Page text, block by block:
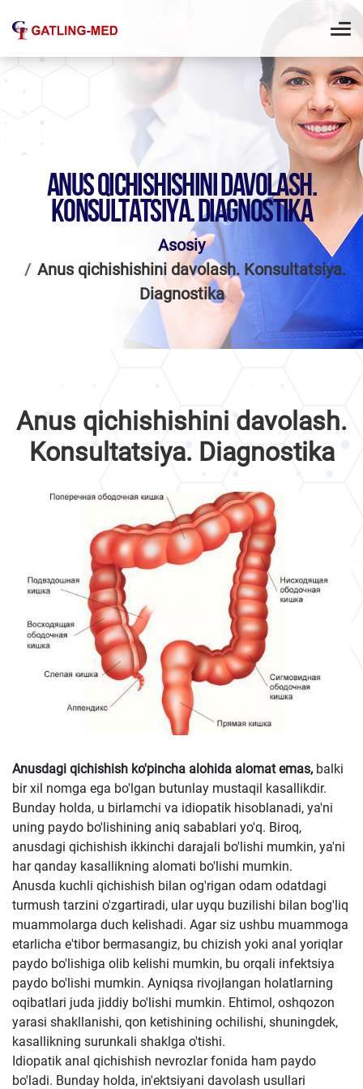
ANUS QICHISHISHINI DAVOLASH.
KONSULTATSIYA. DIAGNOSTIKA
Asosiy
Anus qichishishini davolash. Konsultatsiya.
Diagnostika
Anus qichishishini davolash.
Konsultatsiya. Diagnostika
Anusdagi qichishish ko'pincha alohida alomat emas, balki
bir xil nomga ega bo'lgan butunlay mustaqil kasallikdir.
Bunday holda, u birlamchi va idiopatik hisoblanadi, ya'ni
uning paydo bo'lishining aniq sabablari yo'q. Biroq,
anusdagi qichishish ikkinchi darajali bo'lishi mumkin, ya'ni
har qanday kasallikning alomati bo'lishi mumkin.
Anusda kuchli qichishish bilan og'rigan odam odatdagi
turmush tarzini o'zgartiradi, ular uyqu buzilishi bilan bog'liq
muammolarga duch kelishadi. Agar siz ushbu muammoga
etarlicha e'tibor bermasangiz, bu chizish yoki anal yoriqlar
paydo bo'lishiga olib kelishi mumkin, bu orqali infektsiya
paydo bo'lishi mumkin. Ayniqsa rivojlangan holatlarning
oqibatlari juda jiddiy bo'lishi mumkin. Ehtimol, oshqozon
yarasi shakllanishi, qon ketishining ochilishi, shuningdek,
kasallikning surunkali shaklga o'tishi.
Idiopatik anal qichishish nevrozlar fonida ham paydo
bo'ladi. Bunday holda, in'ektsiyani davolash usullari